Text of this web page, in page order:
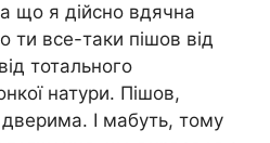
що я дійсно вдячна
ти все-таки пішов від
тотального
натури. Пішов,
І мабуть, тому